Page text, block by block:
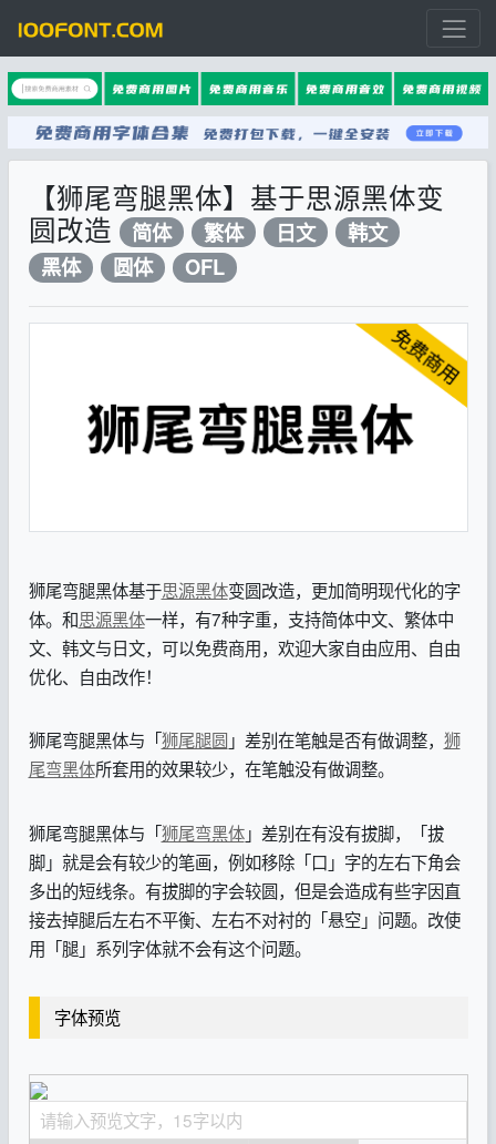
【狮尾弯腿黑体】基于思源黑体变
圆改造
简体 繁体 日文
韩文
黑体
圆体 OFL
狮尾弯腿黑体基于思源黑体变圆改造，更加简明现代化的字
体。和思源黑体一样，有7种字重，支持简体中文、繁体中
文、韩文与日文，可以免费商用，欢迎大家自由应用、自由
优化、自由改作！
狮尾弯腿黑体与「狮尾腿圆 」差别在笔触是否有做调整， 狮
尾弯黑体所套用的效果较少，在笔触没有做调整。
狮尾弯腿黑体与「狮尾弯黑体」差别在有没有拔脚，「拔
脚」就是会有较少的笔画，例如移除「口」字的左右下角会
多出的短线条。有拔脚的字会较圆，但是会造成有些字因直
接去掉腿后左右不平衡、左右不对衬的「悬空」问题。改使
用「腿」系列字体就不会有这个问题。
字体预览